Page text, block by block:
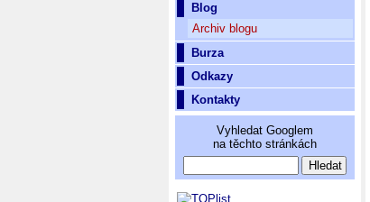
Blog
Archiv blogu
Burza
Odkazy
Kontakty
Vyhledat Googlem
na těchto stránkách